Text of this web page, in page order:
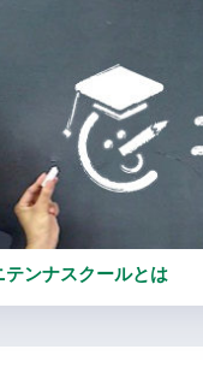
テンナスクールとは